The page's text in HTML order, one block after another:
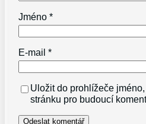
Jméno*
E-mail*
Uložit do prohlížeče
stránku pro budoucí